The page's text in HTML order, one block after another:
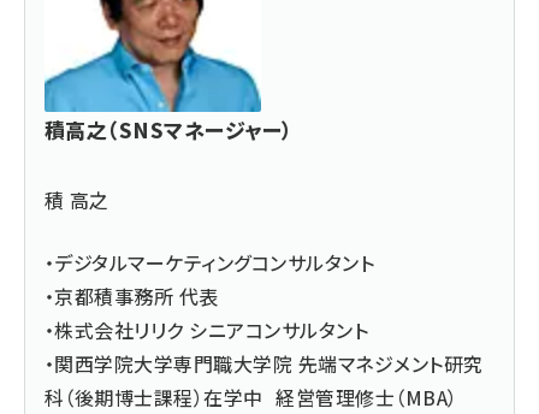
積高之（SNSマネージャー）
積 高之
・デジタルマーケティングコンサルタント
・京都積事務所 代表
・株式会社リリク シニアコンサルタント
・関西学院大学専門職大学院 先端マネジメント研究
科（後期博士課程）在学中 経営管理修士（MBA）